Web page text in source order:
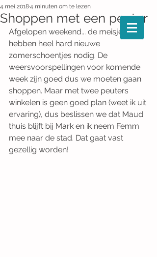
Shoppen met een peuter
4 mei 20184 minuten om te lezen
Afgelopen weekend... de meisjes
hebben heel hard nieuwe
zomerschoentjes nodig. De
weersvoorspellingen voor komende
week zijn goed dus we moeten gaan
shoppen. Maar met twee peuters
winkelen is geen goed plan (weet ik uit
ervaring), dus beslissen we dat Maud
thuis blijft bij Mark en ik neem Femm
mee naar de stad. Dat gaat vast
gezellig worden!